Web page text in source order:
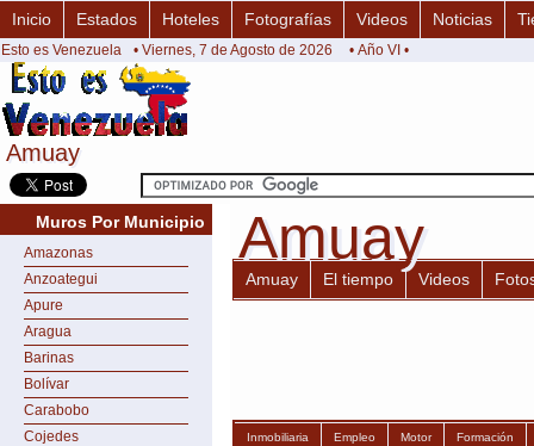
Amuay
Amuay
Inicio Estados Hoteles Fotografías Videos Noticias
Esto es Venezuela • Viernes, 7 de Agosto de 2026 • Año VI •
Muros Por Municipio
Amazonas
Anzoategui
Apure
Aragua
Barinas
Bolívar
Carabobo
Cojedes
Amuay
Amuay
Amuay El tiempo Videos
Inmobiliaria Empleo Motor Formación